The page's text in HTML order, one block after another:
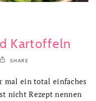
Kartoffeln
SHARE
mal ein total einfaches
nicht Rezept nennen